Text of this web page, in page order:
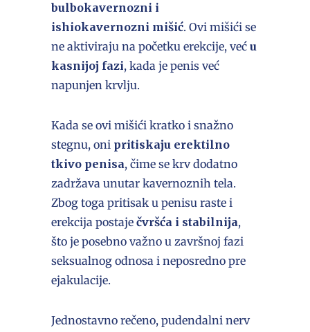
bulbokavernozni i
ishiokavernozni mišić. Ovi mišići se
ne aktiviraju na početku erekcije, već u
kasnijoj fazi, kada je penis već
napunjen krvlju.
Kada se ovi mišići kratko i snažno
stegnu, oni pritiskaju erektilno
tkivo penisa, čime se krv dodatno
zadržava unutar kavernoznih tela.
Zbog toga pritisak u penisu raste i
erekcija postaje čvršća i stabilnija,
što je posebno važno u završnoj fazi
seksualnog odnosa i neposredno pre
ejakulacije.
Jednostavno rečeno, pudendalni nerv